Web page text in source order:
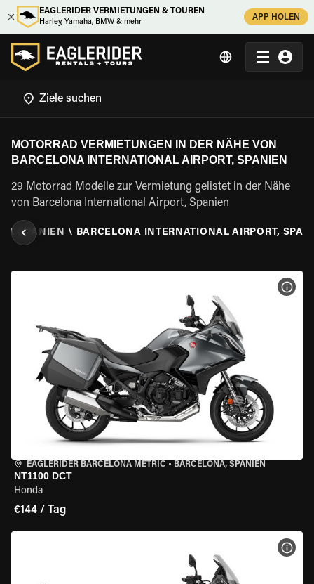
EAGLERIDER VERMIETUNGEN & TOUREN
Harley, Yamaha, BMW & mehr
APP HOLEN
MOTORRAD VERMIETUNGEN IN DER NÄHE VON
BARCELONA INTERNATIONAL AIRPORT, SPANIEN
29 Motorrad Modelle zur Vermietung gelistet in der Nähe
von Barcelona International Airport, Spanien
\ SPANIEN \ BARCELONA INTERNATIONAL AIRPORT,
EAGLERIDER BARCELONA METRIC • BARCELONA, SPANIEN
NT1100 DCT
Honda
€144 / Tag